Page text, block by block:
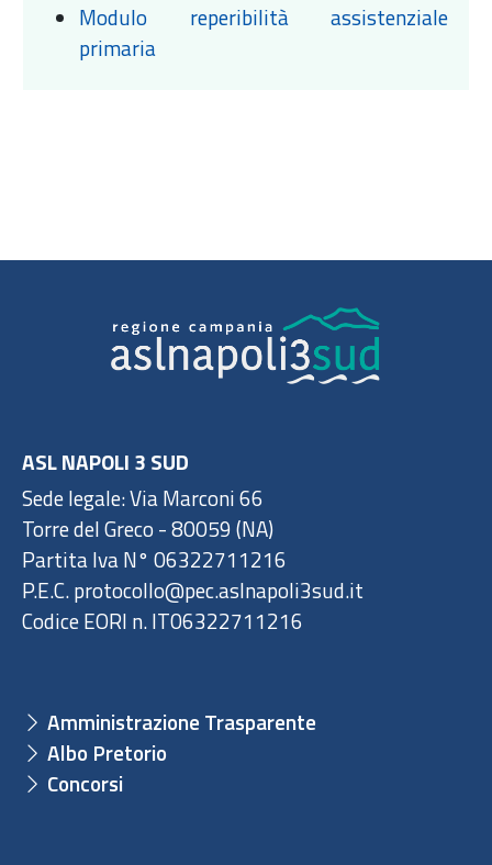
Modulo reperibilità assistenziale
primaria
ASL NAPOLI 3 SUD
Sede legale: Via Marconi 66
Torre del Greco - 80059 (NA)
Partita Iva N° 06322711216
P.E.C. protocollo@pec.aslnapoli3sud.it
Codice EORI n. IT06322711216
Amministrazione Trasparente
Albo Pretorio
Concorsi